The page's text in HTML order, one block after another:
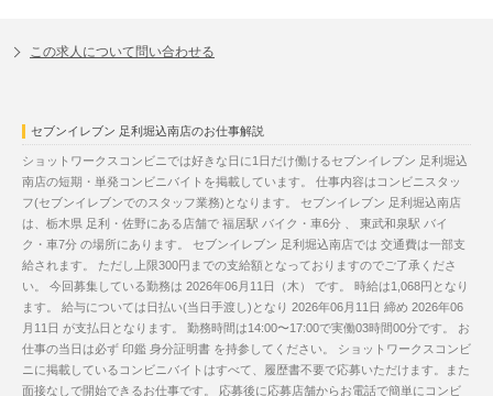
この求人について問い合わせる
セブンイレブン 足利堀込南店のお仕事解説
ショットワークスコンビニでは好きな日に1日だけ働けるセブンイレブン 足利堀込
南店の短期・単発コンビニバイトを掲載しています。 仕事内容はコンビニスタッ
フ(セブンイレブンでのスタッフ業務)となります。 セブンイレブン 足利堀込南店
は、栃木県 足利・佐野にある店舗で 福居駅 バイク・車6分 、 東武和泉駅 バイ
ク・車7分 の場所にあります。 セブンイレブン 足利堀込南店では 交通費は一部支
給されます。 ただし上限300円までの支給額となっておりますのでご了承くださ
い。 今回募集している勤務は 2026年06月11日（木） です。 時給は1,068円となり
ます。 給与については日払い(当日手渡し)となり 2026年06月11日 締め 2026年06
月11日 が支払日となります。 勤務時間は14:00〜17:00で実働03時間00分です。 お
仕事の当日は必ず 印鑑 身分証明書 を持参してください。 ショットワークスコンビ
ニに掲載しているコンビニバイトはすべて、履歴書不要で応募いただけます。また
面接なしで開始できるお仕事です。 応募後に応募店舗からお電話で簡単にコンビ